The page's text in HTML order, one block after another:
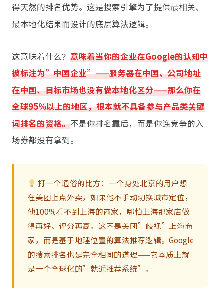
得天然的排名优势。这是搜索引擎为了提供最相关、
最本地化结果而设计的底层算法逻辑。
这意味着什么？ 意味着当你的企业在Google的认知中
被标注为”中国企业”——服务器在中国、公司地址
在中国、目标市场也没有做本地化区分——那么你在
全球95%以上的地区，根本就不具备参与产品类关键
词排名的资格。不是你排名靠后，而是你连竞争的入
场券都没有拿到。
打一个通俗的比方：一个身处北京的用户想
在美团上点外卖，如果他不手动切换城市定位，
他100%看不到上海的商家，哪怕上海那家店做
得再好、评分再高。这不是美团”歧视”上海商
家，而是基于地理位置的算法推荐逻辑。Google
的搜索排名也是完全相同的道理——它本质上就
是一个全球化的”就近推荐系统”。